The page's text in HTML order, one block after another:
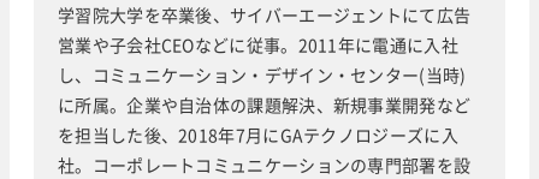
学習院大学を卒業後、サイバーエージェントにて広告
営業や子会社CEOなどに従事。2011年に電通に入社
し、コミュニケーション・デザイン・センター(当時)
に所属。企業や自治体の課題解決、新規事業開発など
を担当した後、2018年7月にGAテクノロジーズに入
社。コーポレートコミュニケーションの専門部署を設